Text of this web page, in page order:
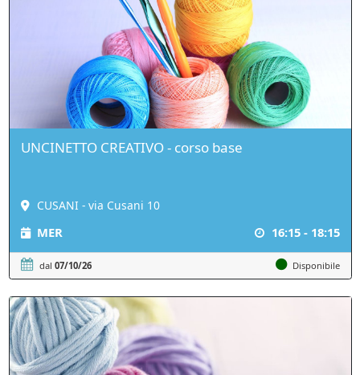
UNCINETTO CREATIVO - corso base
CUSANI - via Cusani 10
MER 16:15 - 18:15
dal 07/10/26 Disponibile